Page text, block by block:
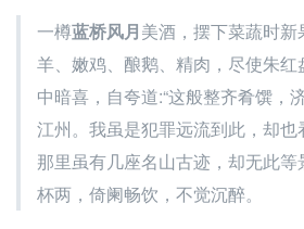
一樽蓝桥风月美酒，摆下菜蔬时
羊、嫩鸡、酿鹅、精肉，尽使朱
中暗喜，自夸道:“这般整齐肴馔，
江州。我虽是犯罪远流到此，却
那里虽有几座名山古迹，却无此等
杯两，倚阑畅饮，不觉沉醉。